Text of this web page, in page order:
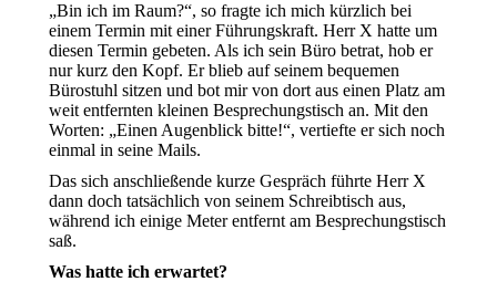
„Bin ich im Raum?“, so fragte ich mich kürzlich bei
einem Termin mit einer Führungskraft. Herr X hatte um
diesen Termin gebeten. Als ich sein Büro betrat, hob er
nur kurz den Kopf. Er blieb auf seinem bequemen
Bürostuhl sitzen und bot mir von dort aus einen Platz am
weit entfernten kleinen Besprechungstisch an. Mit den
Worten: „Einen Augenblick bitte!“, vertiefte er sich noch
einmal in seine Mails.
Das sich anschließende kurze Gespräch führte Herr X
dann doch tatsächlich von seinem Schreibtisch aus,
während ich einige Meter entfernt am Besprechungstisch
saß.
Was hatte ich erwartet?